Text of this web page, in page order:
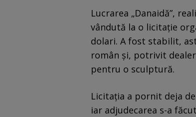
Lucrarea „Danaidă”,
vândută la o licitație
dolari. A fost stabilit,
român și, potrivit
pentru o sculptură.
Licitația a pornit deja
iar adjudecarea s-a